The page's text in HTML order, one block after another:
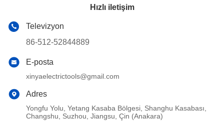
Hızlı iletişim
Televizyon
86-512-52844889
E-posta
xinyaelectrictools@gmail.com
Adres
Yongfu Yolu, Yetang Kasaba Bölgesi, Shanghu Kasabası,
Changshu, Suzhou, Jiangsu, Çin (Anakara)